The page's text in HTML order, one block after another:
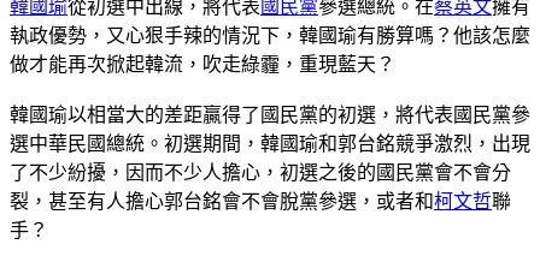
韓國瑜從初選中出線，將代表 國民黨參選總統。在蔡英文擁有
執政優勢，又心狠手辣的情況下，韓國瑜有勝算嗎？他該怎麼
做才能再次掀起韓流，吹走綠霾，重現藍天？
韓國瑜以相當大的差距贏得了國民黨的初選，將代表國民黨參
選中華民國總統。初選期間，韓國瑜和郭台銘競爭激烈，出現
了不少紛擾，因而不少人擔心，初選之後的國民黨會不會分
裂，甚至有人擔心郭台銘會不會脫黨參選，或者和柯文哲聯
手？